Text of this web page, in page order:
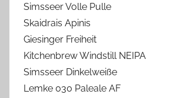
Simsseer Volle Pulle
Skaidrais Apinis
Giesinger Freiheit
Kitchenbrew Windstill NEIPA
Simsseer Dinkelweiße
Lemke 030 Paleale AF